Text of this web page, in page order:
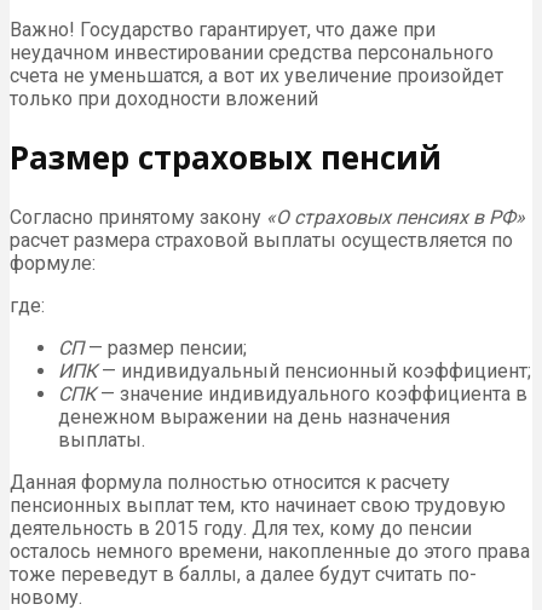
Важно! Государство гарантирует, что даже при
неудачном инвестировании средства персонального
счета не уменьшатся, а вот их увеличение произойдет
только при доходности вложений
Размер страховых пенсий
Согласно принятому закону «О страховых пенсиях в РФ»
расчет размера страховой выплаты осуществляется по
формуле:
где:
СП— размер пенсии;
ИПК— индивидуальный пенсионный коэффициент;
СПК— значение индивидуального коэффициента в
денежном выражении на день назначения
выплаты.
Данная формула полностью относится к расчету
пенсионных выплат тем, кто начинает свою трудовую
деятельность в 2015 году. Для тех, кому до пенсии
осталось немного времени, накопленные до этого права
тоже переведут в баллы, а далее будут считать по-
новому.